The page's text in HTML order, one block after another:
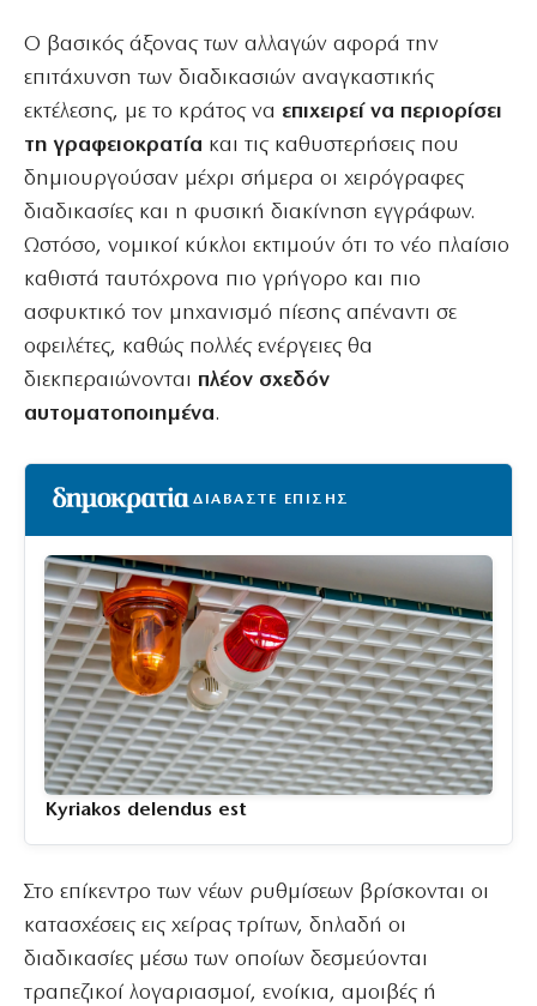
Ο βασικός άξονας των αλλαγών αφορά την
επιτάχυνση των διαδικασιών αναγκαστικής
εκτέλεσης, με το κράτος να επιχειρεί να περιορίσει
τη γραφειοκρατία και τις καθυστερήσεις που
δημιουργούσαν μέχρι σήμερα οι χειρόγραφες
διαδικασίες και η φυσική διακίνηση εγγράφων.
Ωστόσο, νομικοί κύκλοι εκτιμούν ότι το νέο πλαίσιο
καθιστά ταυτόχρονα πιο γρήγορο και πιο
ασφυκτικό τον μηχανισμό πίεσης απέναντι σε
οφειλέτες, καθώς πολλές ενέργειες θα
διεκπεραιώνονται πλέον σχεδόν
αυτοματοποιημένα.
ΔΙΑΒΑΣΤΕ ΕΠΙΣΗΣ
Kyriakos delendus est
Στο επίκεντρο των νέων ρυθμίσεων βρίσκονται οι
κατασχέσεις εις χείρας τρίτων, δηλαδή οι
διαδικασίες μέσω των οποίων δεσμεύονται
τραπεζικοί λογαριασμοί, ενοίκια, αμοιβές ή